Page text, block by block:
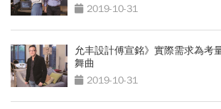
2019-10-31
允丰設計傅宣銘》實際需求為
舞曲
2019-10-31